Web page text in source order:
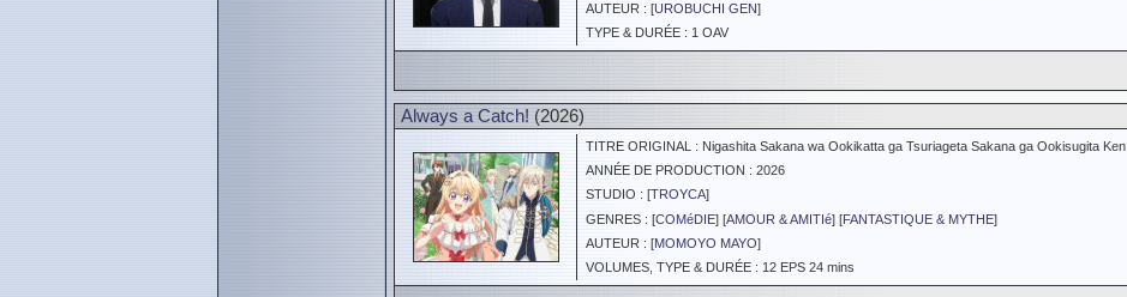
AUTEUR : [UROBUCHI GEN]
TYPE & DURÉE : 1 OAV
Always a Catch! (2026)
TITRE ORIGINAL : Nigashita Sakana wa Ookikatta ga Tsuriageta Sakana ga Ookisugita Ken
ANNÉE DE PRODUCTION : 2026
STUDIO : [TROYCA]
GENRES : [COMéDIE] [AMOUR & AMITIé] [FANTASTIQUE & MYTHE]
AUTEUR : [MOMOYO MAYO]
VOLUMES, TYPE & DURÉE : 12 EPS 24 mins